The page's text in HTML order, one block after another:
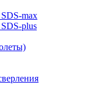
max
plus